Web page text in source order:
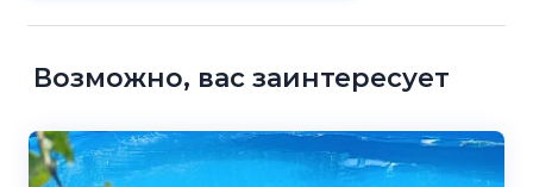
Возможно, вас заинтересует